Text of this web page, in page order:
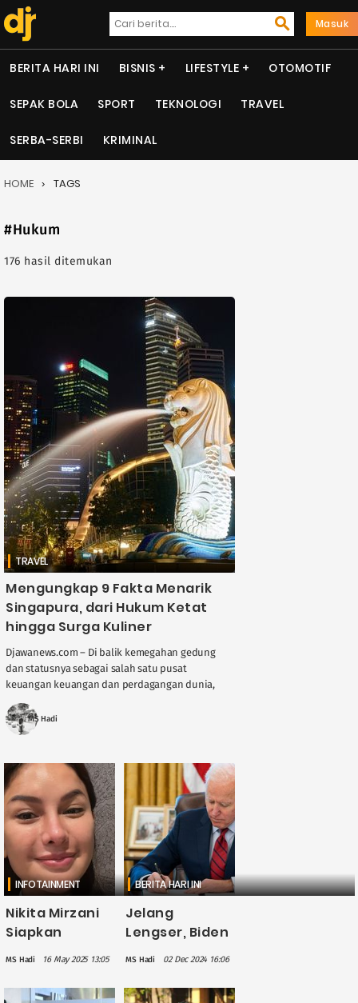
Masuk
BERITA HARI INI BISNIS LIFESTYLE OTOMOTIF
SEPAK BOLA SPORT TEKNOLOGI TRAVEL
SERBA-SERBI KRIMINAL
HOME TAGS
#Hukum
176 hasil ditemukan
TRAVEL
Mengungkap 9 Fakta Menarik
Singapura, dari Hukum Ketat
hingga Surga Kuliner
Djawanews.com – Di balik kemegahan gedung
dan statusnya sebagai salah satu pusat
keuangan keuangan dan perdagangan dunia,
patut dikulik. Meski wilayahnya ....
MS Hadi
INFOTAINMENT
Nikita Mirzani
Siapkan
terhadap Reza
Gladys atas
MS Hadi 16 May 2025 13:05
BERITA HARI INI
Jelang
Lengser, Biden
untuk
MS Hadi 02 Dec 2024 16:06